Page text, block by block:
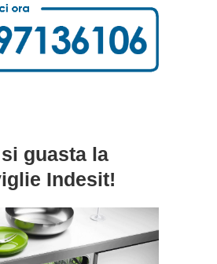
guasta la
Indesit!